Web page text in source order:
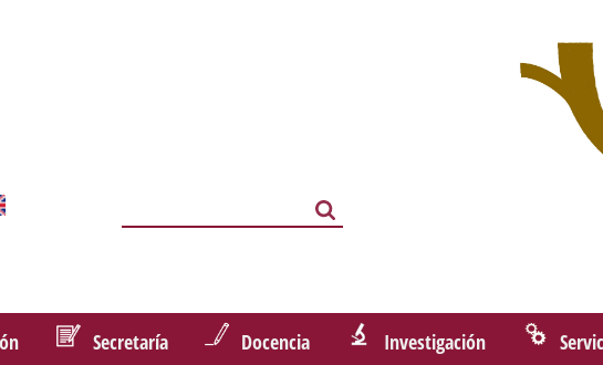
Secretaría Docencia Investigación